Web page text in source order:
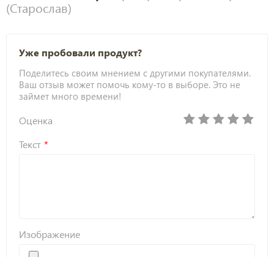
(Старослав)
Уже пробовали продукт?
Поделитесь своим мнением с другими покупателями.
Ваш отзыв может помочь кому-то в выборе. Это не
займет много времени!
Оценка
Текст
Изображение